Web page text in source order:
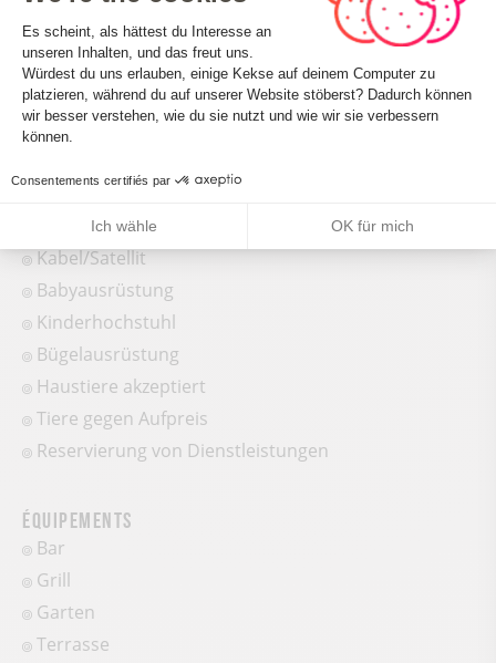
Conforts et services
Babybett
Fernsehen
Nichtraucher
Kabel/Satellit
Babyausrüstung
Kinderhochstuhl
Bügelausrüstung
Haustiere akzeptiert
Tiere gegen Aufpreis
Reservierung von Dienstleistungen
Équipements
Bar
Grill
Garten
Terrasse
Einwilligungsmanagementplattform:
Es scheint, als hättest du Interesse an
unseren Inhalten, und das freut uns.
Würdest du uns erlauben, einige Kekse auf deinem Computer zu
platzieren, während du auf unserer Website stöberst? Dadurch können
wir besser verstehen, wie du sie nutzt und wie wir sie verbessern
können.
Consentements certifiés par
Ich wähle OK für mich
Axeptio consent